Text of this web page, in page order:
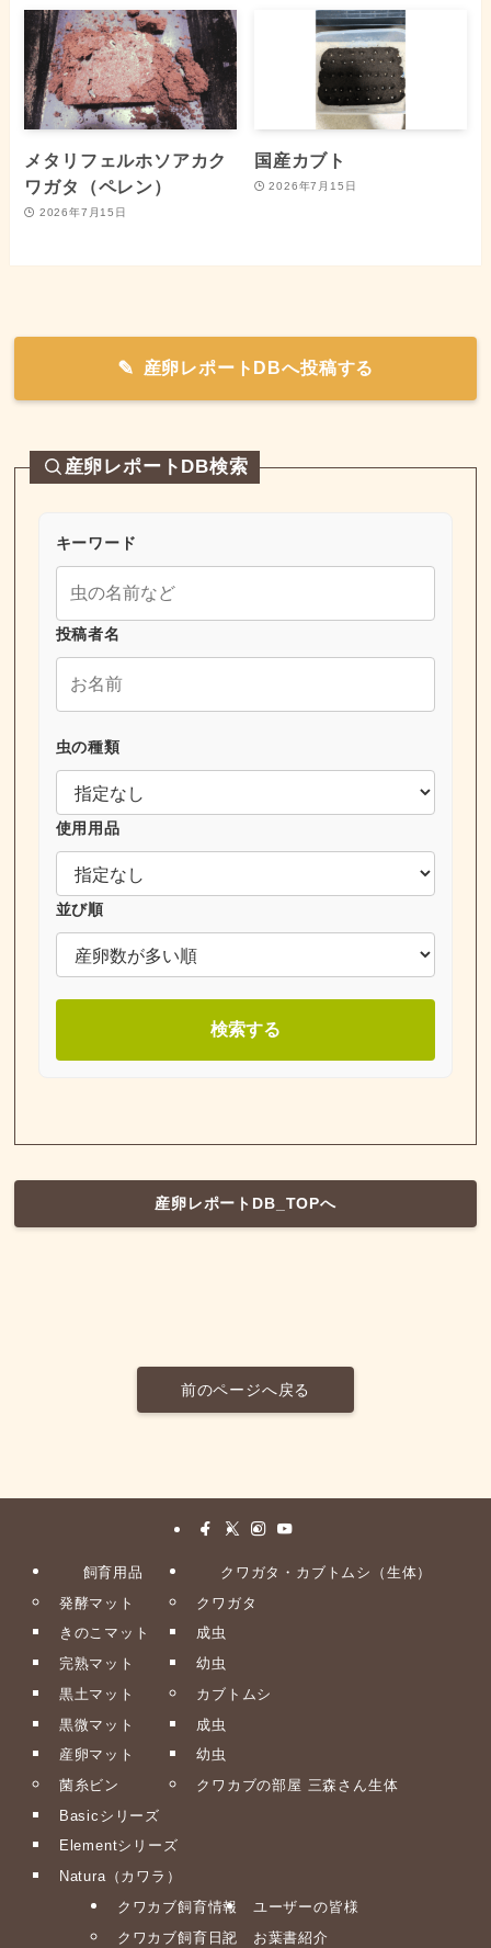
メタリフェルホソアカク
ワガタ（ペレン）
2026年7月15日
国産カブト
2026年7月15日
産卵レポートDBへ投稿する
産卵レポートDB検索
キーワード
投稿者名
虫の種類
使用用品
並び順
検索する
産卵レポートDB_TOPへ
前のページへ戻る
飼育用品
発酵マット
きのこマット
完熟マット
黒土マット
黒微マット
産卵マット
菌糸ビン
Basicシリーズ
Elementシリーズ
Natura（カワラ）
クワガタ・カブトムシ（生体）
クワガタ
成虫
幼虫
カブトムシ
成虫
幼虫
クワカブの部屋 三森さん生体
クワカブ飼育情報
クワカブ飼育日記
ユーザーの皆様
お葉書紹介